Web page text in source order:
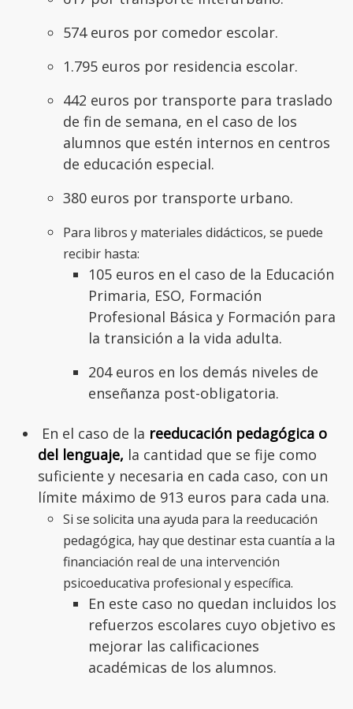
574 euros por comedor escolar.
1.795 euros por residencia escolar.
442 euros por transporte para traslado
de fin de semana, en el caso de los
alumnos que estén internos en centros
de educación especial.
380 euros por transporte urbano.
Para libros y materiales didácticos, se puede
recibir hasta:
105 euros en el caso de la Educación
Primaria, ESO, Formación
Profesional Básica y Formación para
la transición a la vida adulta.
204 euros en los demás niveles de
enseñanza post-obligatoria.
En el caso de la reeducación pedagógica o
del lenguaje, la cantidad que se fije como
suficiente y necesaria en cada caso, con un
límite máximo de 913 euros para cada una.
Si se solicita una ayuda para la reeducación
pedagógica, hay que destinar esta cuantía a la
financiación real de una intervención
psicoeducativa profesional y específica.
En este caso no quedan incluidos los
refuerzos escolares cuyo objetivo es
mejorar las calificaciones
académicas de los alumnos.